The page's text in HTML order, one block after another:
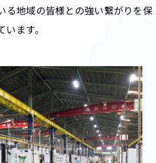
る地域の皆様との強い繋がりを保
ます。